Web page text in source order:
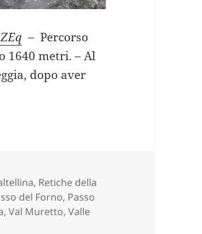
– Percorso
1640 metri. – Al
dopo aver
DEL MURETTO (SO).
, Retiche della
del Forno, Passo
,Val Muretto,Valle